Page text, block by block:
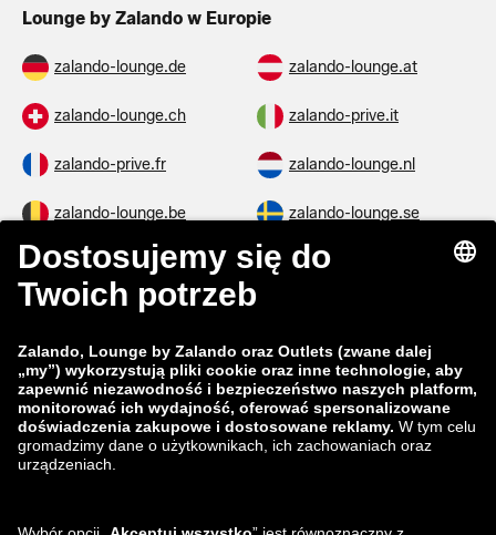
Lounge by Zalando w Europie
zalando-lounge.de zalando-lounge.at
zalando-lounge.ch zalando-prive.it
zalando-prive.fr zalando-lounge.nl
zalando-lounge.be zalando-lounge.se
zalando-lounge.fi zalando-lounge.dk
zalando-lounge.co.uk
zalando-prive.es zalando-lounge.cz
zalando-lounge.lt zalando-lounge.sk
zalando-lounge.ro zalando-lounge.hr